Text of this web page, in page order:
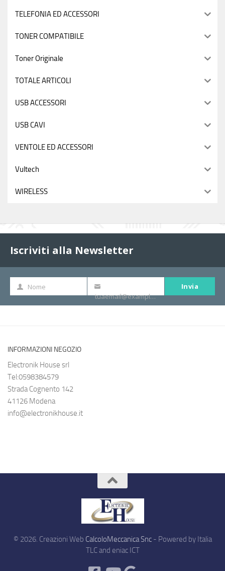
TELEFONIA ED ACCESSORI
TONER COMPATIBILE
Toner Originale
TOTALE ARTICOLI
USB ACCESSORI
USB CAVI
VENTOLE ED ACCESSORI
Vultech
WIRELESS
Iscriviti alla Newsletter
Nome
Nome
tua
tuaemail@example.com
Invia
INFORMAZIONI NEGOZIO
Electronik House srl
Tel:0598384579
Strada Cognento 142
41126 Modena
info@electronikhouse.it
© 2026. Creazioni Web CalcoloMeccanica Snc- Powered by Italia
TLC and eniac ICT